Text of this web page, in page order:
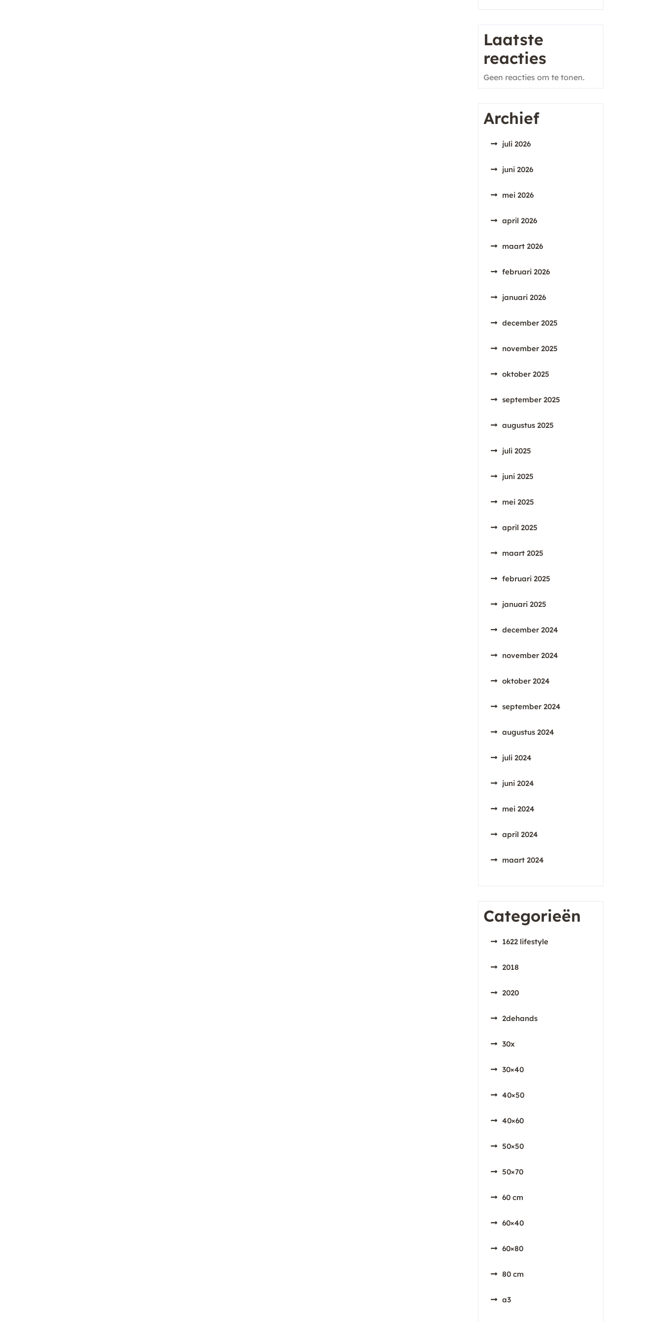
Laatste
reacties
Geen reacties om te tonen.
Archief
juli 2026
juni 2026
mei 2026
april 2026
maart 2026
februari 2026
januari 2026
december 2025
november 2025
oktober 2025
september 2025
augustus 2025
juli 2025
juni 2025
mei 2025
april 2025
maart 2025
februari 2025
januari 2025
december 2024
november 2024
oktober 2024
september 2024
augustus 2024
juli 2024
juni 2024
mei 2024
april 2024
maart 2024
Categorieën
1622 lifestyle
2018
2020
2dehands
30x
30×40
40×50
40×60
50×50
50×70
60 cm
60×40
60×80
80 cm
a3